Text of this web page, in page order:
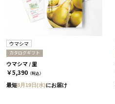
ウマシマ
カタログギフト
ウマシマ / 里
￥5,390 （税込）
最短8月19日(水)にお届け